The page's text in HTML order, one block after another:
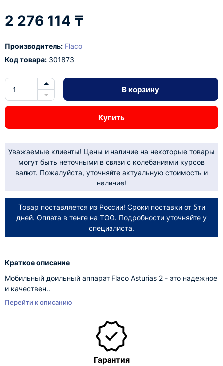
2 276 114 ₸
Производитель: Flaco
Код товара: 301873
В корзину
Купить
Уважаемые клиенты! Цены и наличие на некоторые товары
могут быть неточными в связи с колебаниями курсов
валют. Пожалуйста, уточняйте актуальную стоимость и
наличие!
Товар поставляется из России! Сроки поставки от 5ти
дней. Оплата в тенге на ТОО. Подробности уточняйте у
специалиста.
Краткое описание
Мобильный доильный аппарат Flaco Asturias 2 - это надежное
и качествен..
Перейти к описанию
Гарантия